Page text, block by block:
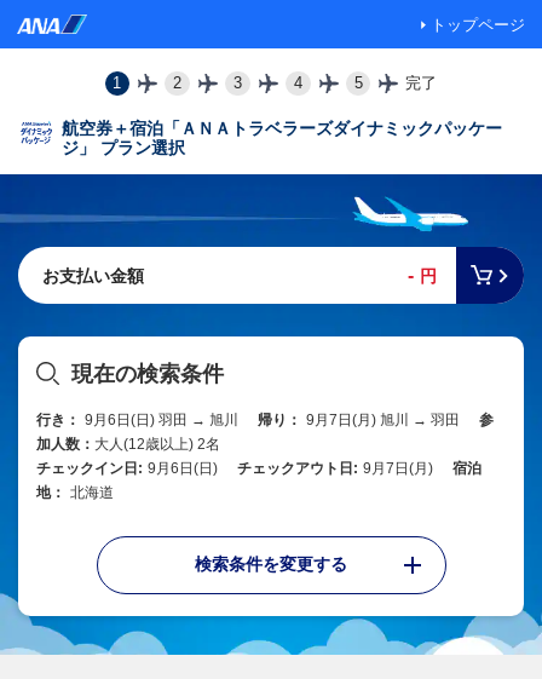
トップページ
1 2 3 4 5 完了
航空券＋宿泊「ＡＮＡトラベラーズダイナミックパッケー
ジ」 プラン選択
お支払い金額 - 円
現在の検索条件
行き： 9月6日(日) 羽田 → 旭川 帰り： 9月7日(月) 旭川 → 羽田
参
加人数： 大人(12歳以上) 2名
チェックイン日: 9月6日(日) チェックアウト日: 9月7日(月)
宿泊
地： 北海道
検索条件を変更する